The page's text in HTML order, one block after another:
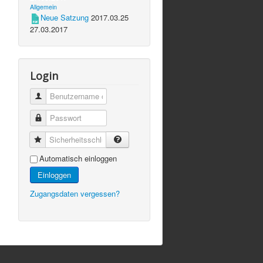
Allgemein
Neue Satzung 2017.03.25
27.03.2017
Login
Automatisch einloggen
Einloggen
Zugangsdaten vergessen?